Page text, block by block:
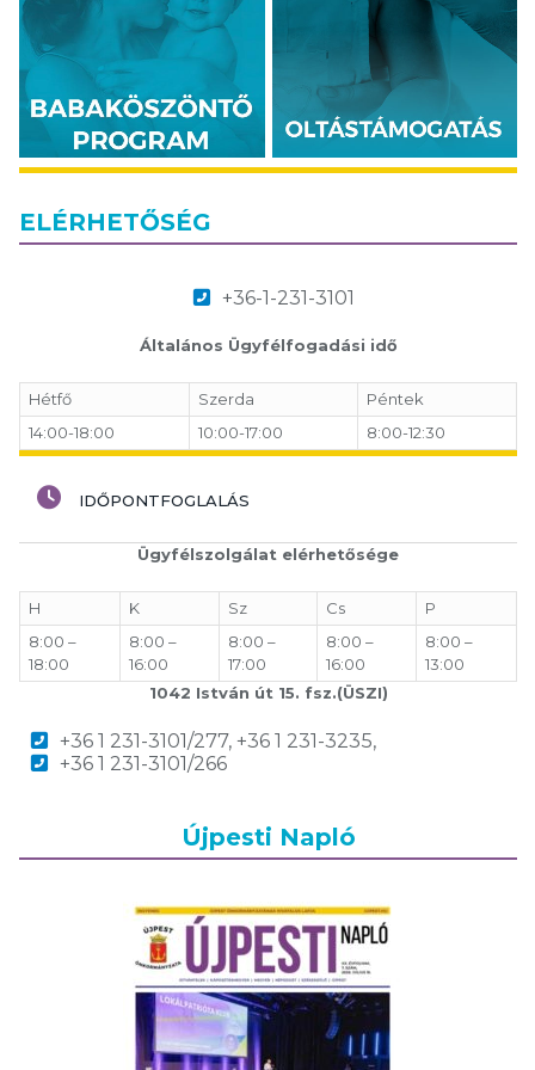
ELÉRHETŐSÉG
+36-1-231-3101
Általános Ügyfélfogadási idő
Hétfő Szerda
Péntek
14:00-18:00
10:00-17:00 8:00-12:30
IDŐPONTFOGLALÁS
Ügyfélszolgálat elérhetősége
H K Sz Cs
P
8:00 –
18:00
8:00 –
16:00
8:00 –
17:00
8:00 –
16:00
8:00 –
13:00
1042 István út 15. fsz.(ÜSZI)
+36 1 231-3101/277, +36 1 231-3235,
+36 1 231-3101/266
Újpesti Napló